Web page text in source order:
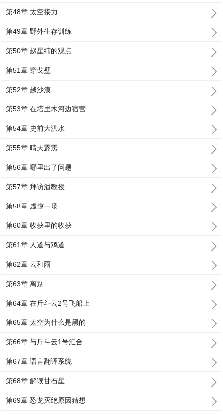
第48章 太空接力
第49章 野外生存训练
第50章 赵星纬的观点
第51章 穿戈壁
第52章 越沙漠
第53章 在塔里木河边宿营
第54章 史前大洪水
第55章 晴天霹雳
第56章 哪里出了问题
第57章 拜访潘教授
第58章 虚惊一场
第60章 收获里的收获
第61章 人道与鸡道
第62章 云和雨
第63章 离别
第64章 在斤斗云2号飞船上
第65章 太空为什么是黑的
第66章 与斤斗云1号汇合
第67章 语言翻译系统
第68章 解读甘石星
第69章 恐龙灭绝原因猜想